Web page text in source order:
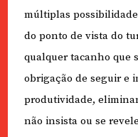
múltiplas
do ponto de vista do
qualquer tacanho que
obrigação de seguir e
produtividade,
não insista ou se